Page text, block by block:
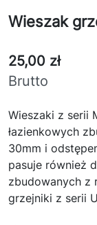
Wieszak
25,00 zł
Brutto
Wieszaki z serii
łazienkowych
30mm i
pasuje również
zbudowanych z
grzejniki z serii